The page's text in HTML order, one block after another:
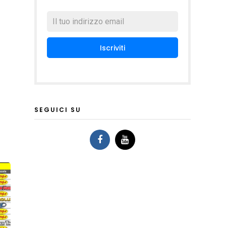
SEGUICI SU